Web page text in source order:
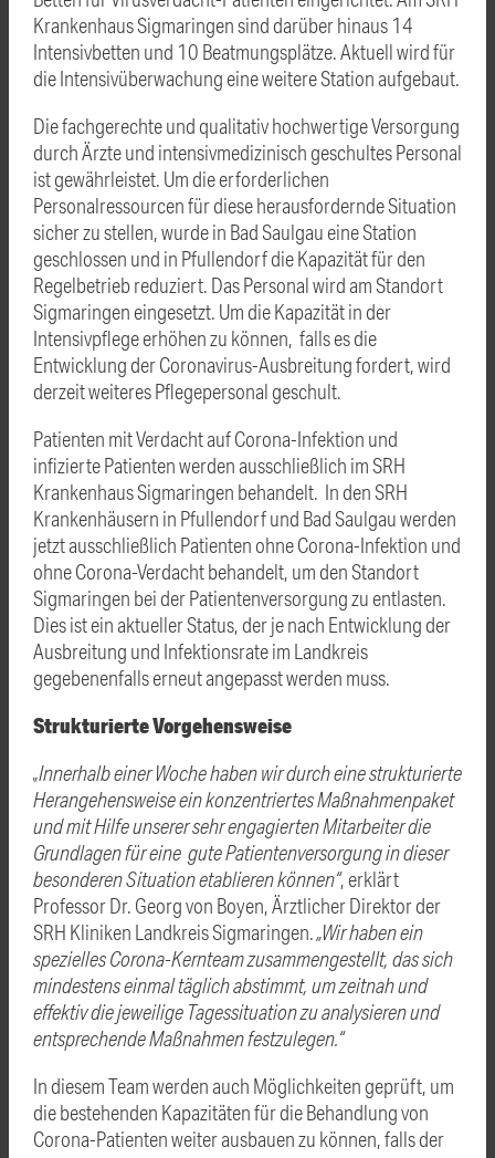
Krankenhaus Sigmaringen sind darüber hinaus 14
Intensivbetten und 10 Beatmungsplätze. Aktuell wird für
die Intensivüberwachung eine weitere Station aufgebaut.
Die fachgerechte und qualitativ hochwertige Versorgung
durch Ärzte und intensivmedizinisch geschultes Personal
ist gewährleistet. Um die erforderlichen
Personalressourcen für diese herausfordernde Situation
sicher zu stellen, wurde in Bad Saulgau eine Station
geschlossen und in Pfullendorf die Kapazität für den
Regelbetrieb reduziert. Das Personal wird am Standort
Sigmaringen eingesetzt. Um die Kapazität in der
Intensivpflege erhöhen zu können, falls es die
Entwicklung der Coronavirus-Ausbreitung fordert, wird
derzeit weiteres Pflegepersonal geschult.
Patienten mit Verdacht auf Corona-Infektion und
infizierte Patienten werden ausschließlich im SRH
Krankenhaus Sigmaringen behandelt. In den SRH
Krankenhäusern in Pfullendorf und Bad Saulgau werden
jetzt ausschließlich Patienten ohne Corona-Infektion und
ohne Corona-Verdacht behandelt, um den Standort
Sigmaringen bei der Patientenversorgung zu entlasten.
Dies ist ein aktueller Status, der je nach Entwicklung der
Ausbreitung und Infektionsrate im Landkreis
gegebenenfalls erneut angepasst werden muss.
Strukturierte Vorgehensweise
„Innerhalb einer Woche haben wir durch eine strukturierte
Herangehensweise ein konzentriertes Maßnahmenpaket
und mit Hilfe unserer sehr engagierten Mitarbeiter die
Grundlagen für eine gute Patientenversorgung in dieser
besonderen Situation etablieren können“, erklärt
Professor Dr. Georg von Boyen, Ärztlicher Direktor der
SRH Kliniken Landkreis Sigmaringen.„Wir haben ein
spezielles Corona-Kernteam zusammengestellt, das sich
mindestens einmal täglich abstimmt, um zeitnah und
effektiv die jeweilige Tagessituation zu analysieren und
entsprechende Maßnahmen festzulegen.“
In diesem Team werden auch Möglichkeiten geprüft, um
die bestehenden Kapazitäten für die Behandlung von
Corona-Patienten weiter ausbauen zu können, falls der